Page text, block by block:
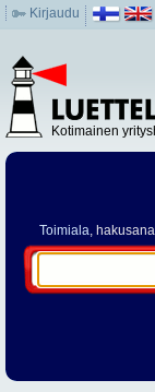
Kirjaudu
Kotimainen
Toimiala,